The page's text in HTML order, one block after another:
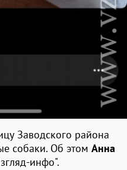
Заводского района
собаки. Об этом Анна
инфо".